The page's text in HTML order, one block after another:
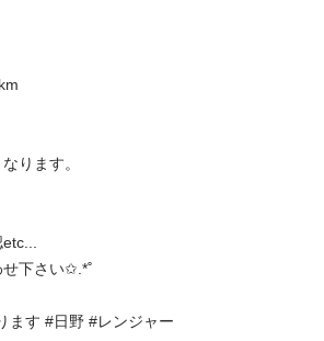
ります。
下さい✩.*˚
ます #日野 #レンジャー